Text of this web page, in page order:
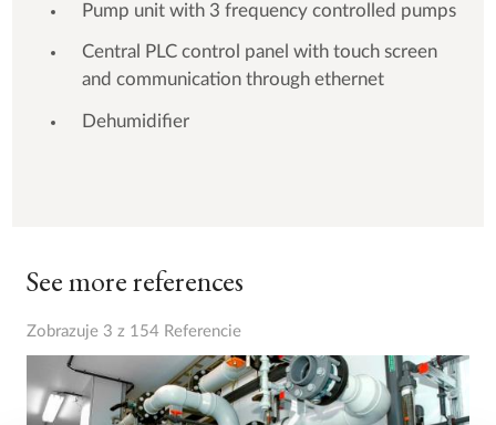
Pump unit with 3 frequency controlled pumps
Central PLC control panel with touch screen
and communication through ethernet
Dehumidifier
See more references
Zobrazuje 3 z 154 Referencie